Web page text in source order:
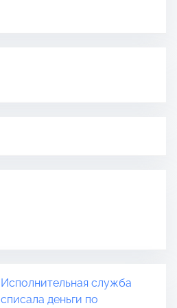
Исполнительная служба
списала деньги по